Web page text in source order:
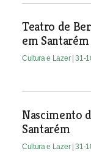
Teatro de
em Santarém
Cultura e Lazer | 31-
Nascimento
Santarém
Cultura e Lazer | 31-